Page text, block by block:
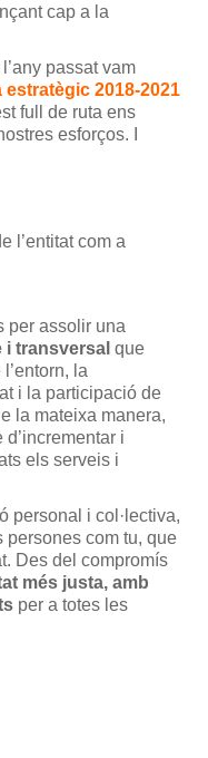
cap a la
passat vam
estratègic 2018-2021
full de ruta ens
esforços. I
l’entitat com a
per assolir una
transversal que
la
i la participació de
la mateixa manera,
i
els serveis i
personal i col·lectiva,
com tu, que
Des del compromís
més justa, amb
per a totes les